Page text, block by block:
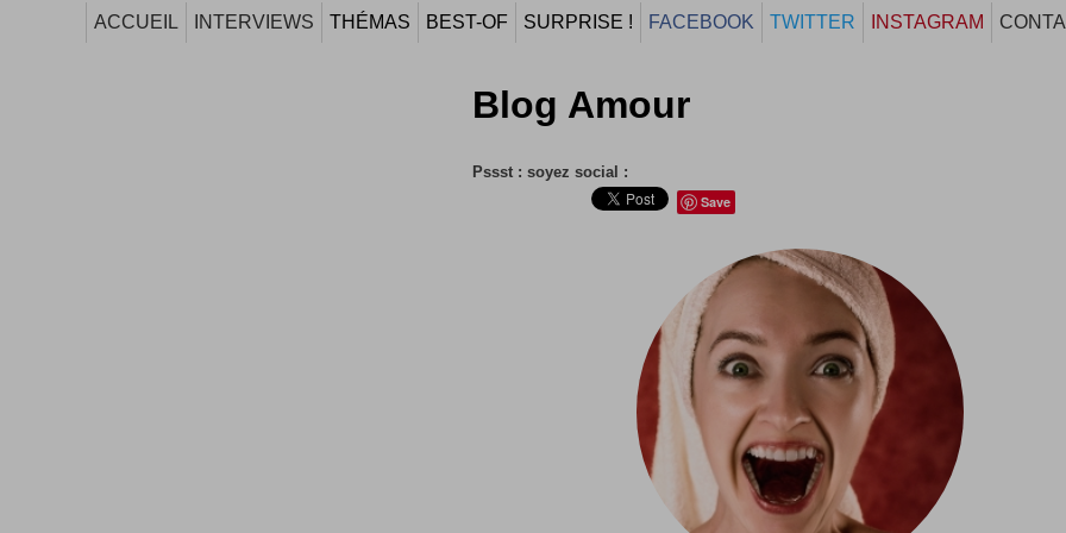
ACCUEIL INTERVIEWS THÉMAS BEST-OF SURPRISE ! FACEBOOK TWITTER INSTAGRAM
Blog Amour
Pssst : soyez social :
Save